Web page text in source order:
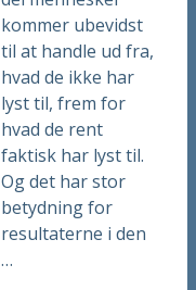
kommer ubevidst
til at handle ud fra,
hvad de ikke har
lyst til, frem for
hvad de rent
faktisk har lyst til.
Og det har stor
betydning for
resultaterne i den
…